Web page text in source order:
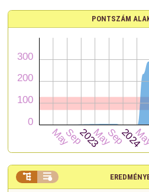
PONTSZÁM
 